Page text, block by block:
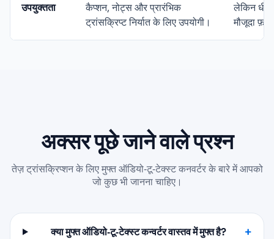
उपयुक्तता
कैप्शन, नोट्स और प्रारंभिक
ट्रांसक्रिप्ट निर्यात के लिए उपयोगी।
लेकिन
मौजूदा
अक्सर पूछे जाने वाले प्रश्न
तेज़ ट्रांसक्रिप्शन के लिए मुफ्त ऑडियो‑टू‑टेक्स्ट कनवर्टर के बारे में आपको
जो कुछ भी जानना चाहिए।
क्या मुफ्त ऑडियो‑टू‑टेक्स्ट कन्वर्टर वास्तव में मुफ्त है?